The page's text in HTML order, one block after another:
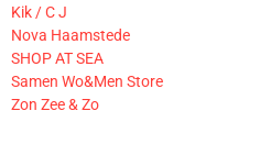
Kik / C J
Nova Haamstede
SHOP AT SEA
Samen Wo&Men Store
Zon Zee & Zo